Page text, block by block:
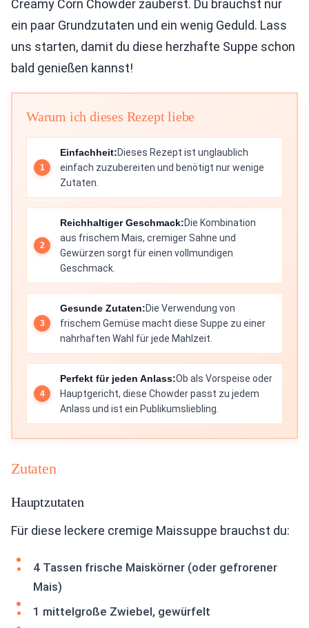
Creamy Corn Chowder zauberst. Du brauchst nur
ein paar Grundzutaten und ein wenig Geduld. Lass
uns starten, damit du diese herzhafte Suppe schon
bald genießen kannst!
Warum ich dieses Rezept liebe
Einfachheit:Dieses Rezept ist unglaublich
einfach zuzubereiten und benötigt nur wenige
Zutaten.
Reichhaltiger Geschmack:Die Kombination
aus frischem Mais, cremiger Sahne und
Gewürzen sorgt für einen vollmundigen
Geschmack.
Gesunde Zutaten:Die Verwendung von
frischem Gemüse macht diese Suppe zu einer
nahrhaften Wahl für jede Mahlzeit.
Perfekt für jeden Anlass:Ob als Vorspeise oder
Hauptgericht, diese Chowder passt zu jedem
Anlass und ist ein Publikumsliebling.
Zutaten
Hauptzutaten
Für diese leckere cremige Maissuppe brauchst du:
4 Tassen frische Maiskörner (oder gefrorener
Mais)
1 mittelgroße Zwiebel, gewürfelt